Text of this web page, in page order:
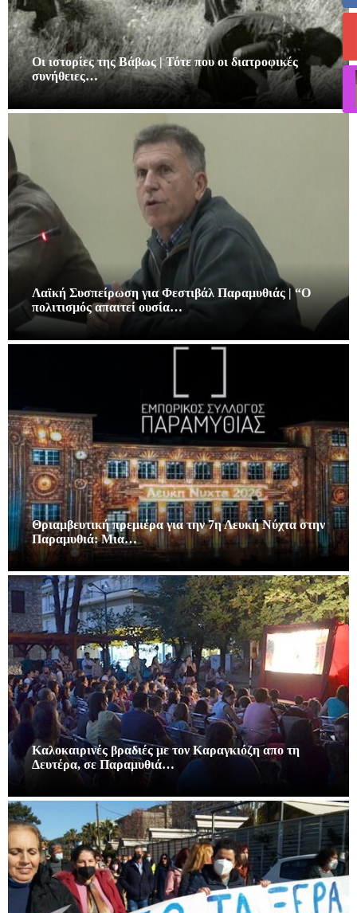
Οι ιστορίες της Βάβως | Τότε που οι διατροφικές
συνήθειες…
Λαϊκή Συσπείρωση για Φεστιβάλ Παραμυθιάς | “Ο
πολιτισμός απαιτεί ουσία…
Θριαμβευτική πρεμιέρα για την 7η Λευκή Νύχτα στην
Παραμυθιά: Μια…
Καλοκαιρινές βραδιές με τον Καραγκιόζη απο τη
Δευτέρα, σε Παραμυθιά…